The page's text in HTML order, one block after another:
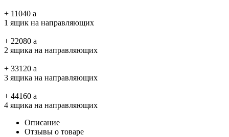
+ 11040 a
1 ящик на направляющих
+ 22080 a
2 ящика на направляющих
+ 33120 a
3 ящика на направляющих
+ 44160 a
4 ящика на направляющих
Описание
Отзывы о товаре